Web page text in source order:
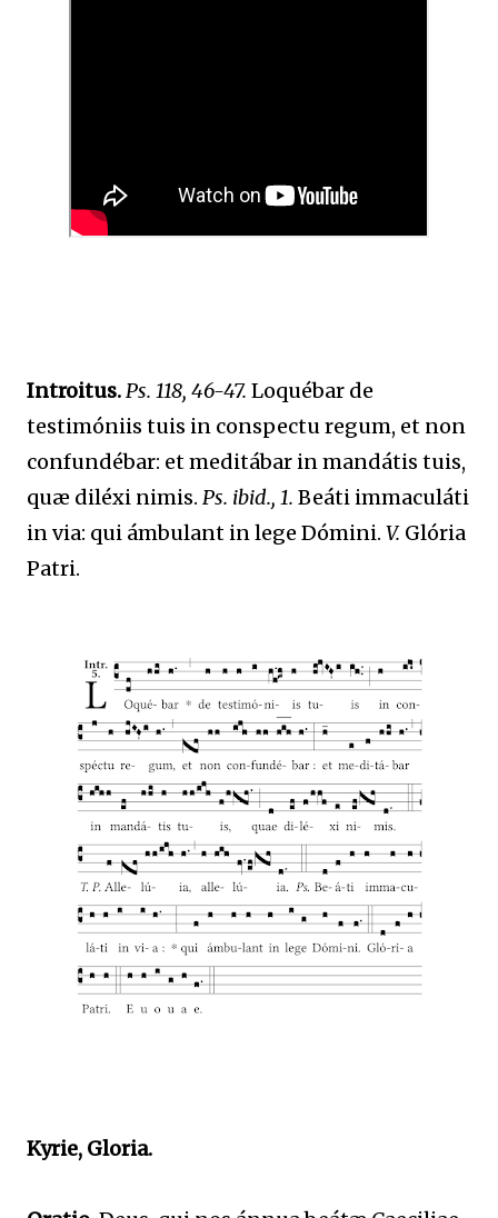
Introitus. Ps. 118, 46-47. Loquébar de
testimóniis tuis in conspectu regum, et non
confundébar: et meditábar in mandátis tuis,
quæ diléxi nimis. Ps. ibid., 1. Beáti immaculáti
in via: qui ámbulant in lege Dómini. V. Glória
Patri.
Kyrie, Gloria.